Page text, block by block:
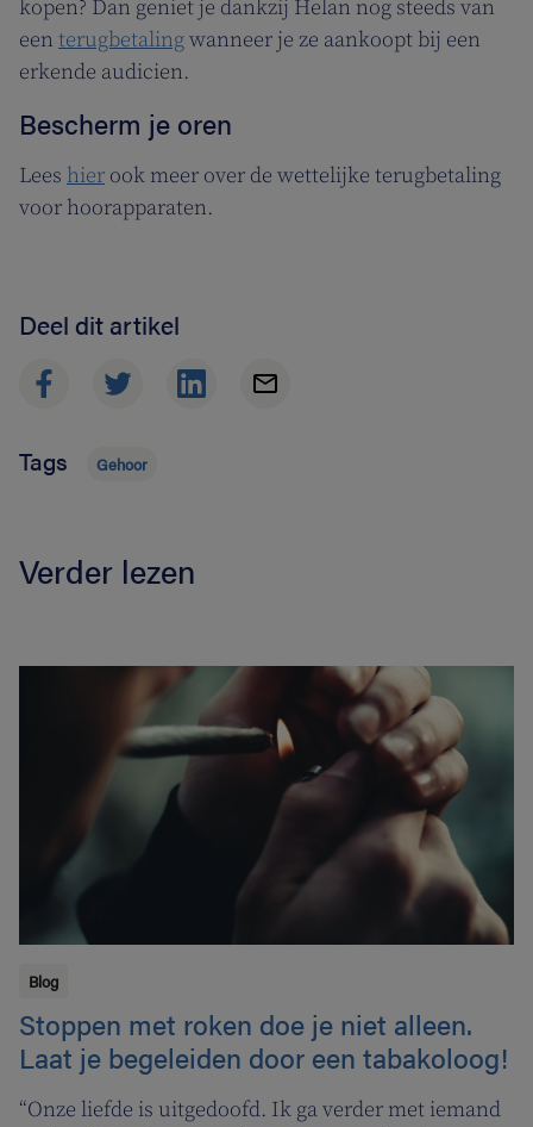
kopen? Dan geniet je dankzij Helan nog steeds van
een terugbetalingwanneer je ze aankoopt bij een
erkende audicien.
Bescherm je oren
Lees hier ook meer over de wettelijke terugbetaling
voor hoorapparaten.
Deel dit artikel
Tags Gehoor
Verder lezen
Blog
Stoppen met roken doe je niet alleen.
Laat je begeleiden door een tabakoloog!
“Onze liefde is uitgedoofd. Ik ga verder met iemand